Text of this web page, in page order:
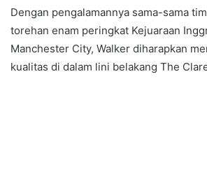
Dengan pengalamannya sama-sama
torehan enam peringkat Kejuaraan
Manchester City, Walker diharapkan
kualitas di dalam lini belakang The